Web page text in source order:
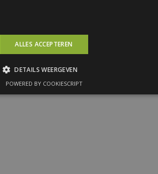
ALLES ACCEPTEREN
DETAILS WEERGEVEN
POWERED BY COOKIESCRIPT